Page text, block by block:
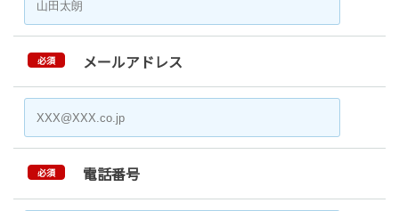
必須 メールアドレス
必須 電話番号